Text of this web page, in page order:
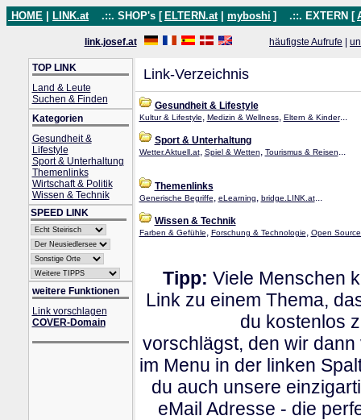
HOME LINK.at .::. SHOP's [ ELTERN.at myboshi ] .::. EXTERN [
link.josef.at häufigste Aufrufe
TOP LINK
Land & Leute
Suchen & Finden
Kategorien
Gesundheit &
Lifestyle
Sport & Unterhaltung
Themenlinks
Wirtschaft & Politik
Wissen & Technik
SPEED LINK
weitere Funktionen
Link vorschlagen
COVER-Domain
Link-Verzeichnis
Gesundheit & Lifestyle
Kultur & Lifestyle, Medizin & Wellness, Eltern & Kinder...
Sport & Unterhaltung
Wetter.Aktuell.at, Spiel & Wetten, Tourismus & Reisen...
Themenlinks
Generische Begriffe, eLearning, bridge.LINK.at...
Wissen & Technik
Farben & Gefühle, Forschung & Technologie, Open
Tipp: Viele Menschen
Link zu einem Thema,
du kostenlos
vorschlägst, den wir
im Menu in der linken
du auch unsere
eMail Adresse - die